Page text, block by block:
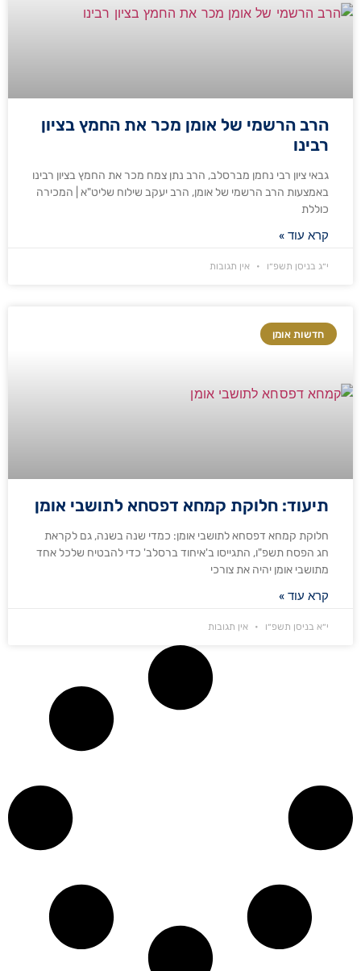
הרב הרשמי של אומן מכר את החמץ בציון
רבינו
גבאי ציון רבי נחמן מברסלב, הרב נתן צמח מכר את החמץ בציון רבינו
באמצעות הרב הרשמי של אומן, הרב יעקב שילוח שליט"א | המכירה
כוללת
קרא עוד »
י״ג בניסן תשפ״ו אין תגובות
חדשות אומן
תיעוד: חלוקת קמחא דפסחא לתושבי אומן
חלוקת קמחא דפסחא לתושבי אומן: כמדי שנה בשנה, גם לקראת
חג הפסח תשפ"ו, התגייסו ב'איחוד ברסלב' כדי להבטיח שלכל אחד
מתושבי אומן יהיה את צורכי
קרא עוד »
י״א בניסן תשפ״ו אין תגובות